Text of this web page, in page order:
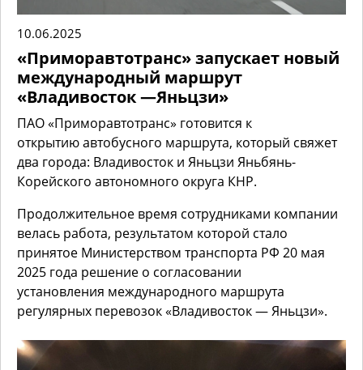
10.06.2025
«Приморавтотранс» запускает новый
международный маршрут
«Владивосток —Яньцзи»
ПАО «Приморавтотранс» готовится к
открытию автобусного маршрута, который свяжет
два города: Владивосток и Яньцзи Яньбянь-
Корейского автономного округа КНР.
Продолжительное время сотрудниками компании
велась работа, результатом которой стало
принятое Министерством транспорта РФ 20 мая
2025 года решение о согласовании
установления международного маршрута
регулярных перевозок «Владивосток — Яньцзи».